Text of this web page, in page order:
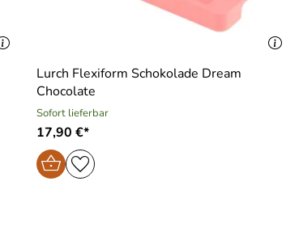
Lurch Flexiform Schokolade Dream
Chocolate
Sofort lieferbar
17,90 €*